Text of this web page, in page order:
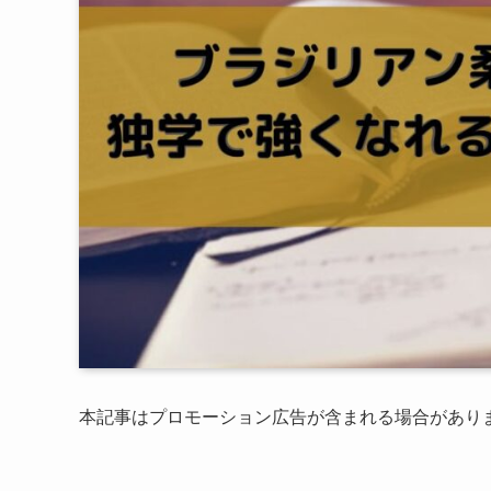
本記事はプロモーション広告が含まれる場合があり